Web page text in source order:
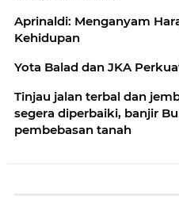
Aprinaldi: Menganyam
Kehidupan
Yota Balad dan JKA
Tinjau jalan terbal dan
segera diperbaiki, banjir
pembebasan tanah